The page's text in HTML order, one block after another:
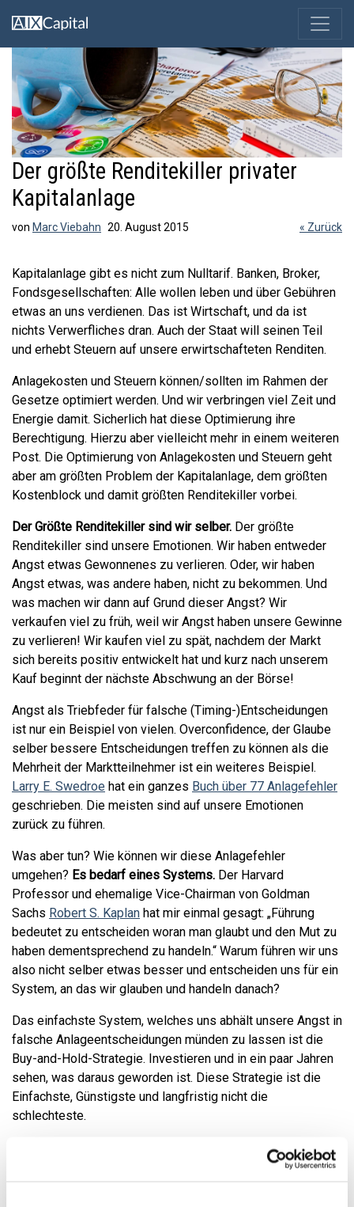
Der größte Renditekiller privater
Kapitalanlage
von Marc Viebahn 20. August 2015 « Zurück
Kapitalanlage gibt es nicht zum Nulltarif. Banken, Broker,
Fondsgesellschaften: Alle wollen leben und über Gebühren
etwas an uns verdienen. Das ist Wirtschaft, und da ist
nichts Verwerfliches dran. Auch der Staat will seinen Teil
und erhebt Steuern auf unsere erwirtschafteten Renditen.
Anlagekosten und Steuern können/sollten im Rahmen der
Gesetze optimiert werden. Und wir verbringen viel Zeit und
Energie damit. Sicherlich hat diese Optimierung ihre
Berechtigung. Hierzu aber vielleicht mehr in einem weiteren
Post. Die Optimierung von Anlagekosten und Steuern geht
aber am größten Problem der Kapitalanlage, dem größten
Kostenblock und damit größten Renditekiller vorbei.
Der Größte Renditekiller sind wir selber. Der größte
Renditekiller sind unsere Emotionen. Wir haben entweder
Angst etwas Gewonnenes zu verlieren. Oder, wir haben
Angst etwas, was andere haben, nicht zu bekommen. Und
was machen wir dann auf Grund dieser Angst? Wir
verkaufen viel zu früh, weil wir Angst haben unsere Gewinne
zu verlieren! Wir kaufen viel zu spät, nachdem der Markt
sich bereits positiv entwickelt hat und kurz nach unserem
Kauf beginnt der nächste Abschwung an der Börse!
Angst als Triebfeder für falsche (Timing-)Entscheidungen
ist nur ein Beispiel von vielen. Overconfidence, der Glaube
selber bessere Entscheidungen treffen zu können als die
Mehrheit der Marktteilnehmer ist ein weiteres Beispiel.
Larry E. Swedroe hat ein ganzes Buch über 77 Anlagefehler
geschrieben. Die meisten sind auf unsere Emotionen
zurück zu führen.
Was aber tun? Wie können wir diese Anlagefehler
umgehen? Es bedarf eines Systems. Der Harvard
Professor und ehemalige Vice-Chairman von Goldman
Sachs Robert S. Kaplan hat mir einmal gesagt: „Führung
bedeutet zu entscheiden woran man glaubt und den Mut zu
haben dementsprechend zu handeln.“ Warum führen wir uns
also nicht selber etwas besser und entscheiden uns für ein
System, an das wir glauben und handeln danach?
Das einfachste System, welches uns abhält unsere Angst in
falsche Anlageentscheidungen münden zu lassen ist die
Buy-and-Hold-Strategie. Investieren und in ein paar Jahren
sehen, was daraus geworden ist. Diese Strategie ist die
Einfachste, Günstigste und langfristig nicht die
schlechteste.
Ein weiteres System kann sein zu investieren und in
regelmäßigen Abständen lediglich die Gewichtungen der